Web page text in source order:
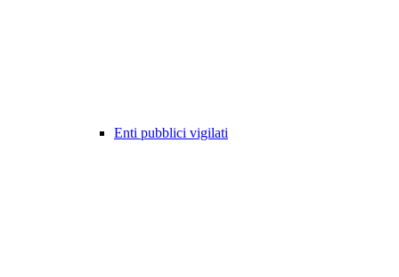
Enti pubblici vigilati